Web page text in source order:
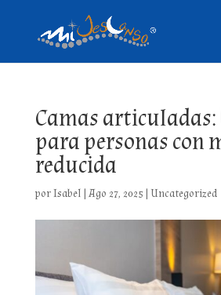
Camas
para personas con
reducida
porIsabel | Ago 27, 2025 | Uncategorized